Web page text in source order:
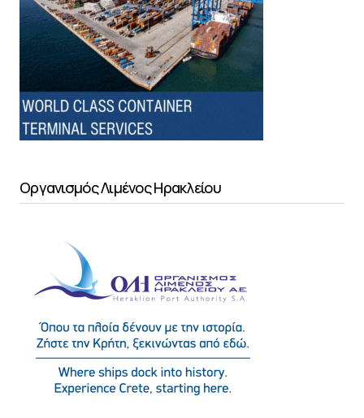
Οργανισμός Λιμένος Ηρακλείου